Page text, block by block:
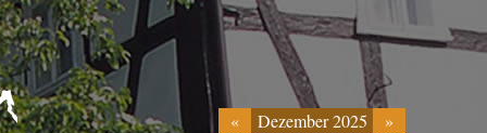
« Dezember 2025
»